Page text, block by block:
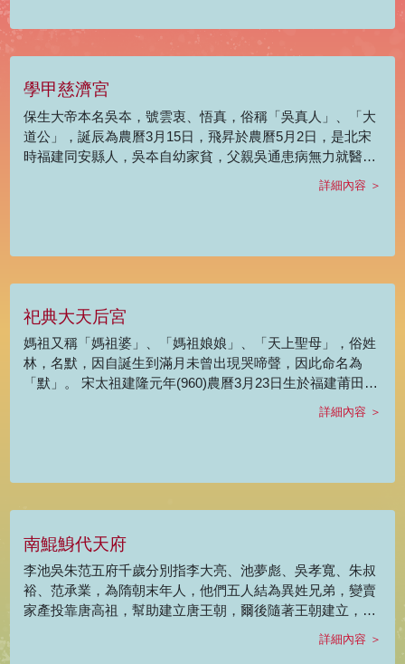
神」的畫像，繪有觀世音菩薩、天上聖母、關聖帝君、福德
正神、司命灶君等，而觀世音菩薩、福德正神、灶君又合稱
「觀音媽聯」或「佛祖彩仔」的稱呼，因此有「戶戶觀世
音」一說。
學甲慈濟宮
保生大帝本名吳夲，號雲衷、悟真，俗稱「吳真人」、「大
道公」，誕辰為農曆3月15日，飛昇於農曆5月2日，是北宋
時福建同安縣人，吳夲自幼家貧，父親吳通患病無力就醫而
去世，母親黃氏後來也因憂傷去世，此事令他立志學醫濟
世。吳夲初習捕蛇、採草藥，後學針灸、湯藥，醫術之名聲
高明，流傳有「點龍眼、醫虎喉」等傳奇事蹟，為閩南地區
詳細內容 ＞
祀典大天后宮
媽祖又稱「媽祖婆」、「媽祖娘娘」、「天上聖母」，俗姓
林，名默，因自誕生到滿月未曾出現哭啼聲，因此命名為
「默」。 宋太祖建隆元年(960)農曆3月23日生於福建莆田縣
湄洲嶼，飛昇於宋太宗雍熙4年(987)9月9日。 媽祖生前正直
聰穎，可以上通天文，下通地理，對海象變化觀察特別深
之稱。 林默終生未嫁，28歲得道飛昇，莆田居民感念她而立
海來臺者多請媽祖保佑，日漸成為臺灣最普遍的民間信仰之
一。
詳細內容 ＞
南鯤鯓代天府
李池吳朱范五府千歲分別指李大亮、池夢彪、吳孝寬、朱叔
裕、范承業，為隋朝末年人，他們五人結為異姓兄弟，變賣
家產投靠唐高祖，幫助建立唐王朝，爾後隨著王朝建立，五
兄弟的功績流傳各地，據傳這五府千歲逝後獲封顯秩，一直
為關中人民奉祀。 五府千歲在民間已塑造成各有獨特的面貌
詳細內容 ＞